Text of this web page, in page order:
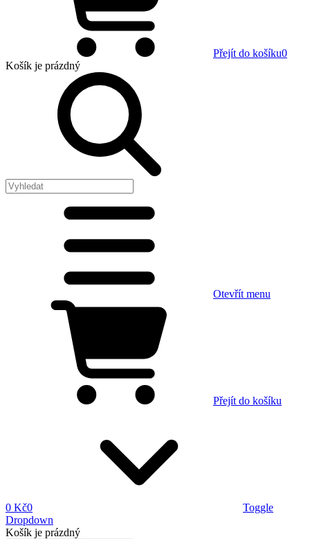
Přejít do košíku0
Košík je prázdný
Otevřít menu
Přejít do košíku
0 Kč0
Toggle
Dropdown
Košík je prázdný